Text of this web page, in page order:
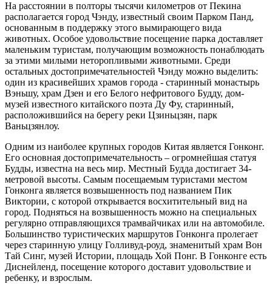
На расстоянии в полторы тысячи километров от Пекина
располагается город Чэнду, известный своим Парком Панд,
основанным в поддержку этого вымирающего вида
животных. Особое удовольствие посещение парка доставляет
маленьким туристам, получающим возможность понаблюдать
за этими милыми неторопливыми животными. Среди
остальных достопримечательностей Чэнду можно выделить:
один из красивейших храмов города - старинный монастырь
Вэньшу, храм Дзен и его Белого нефритового Будду, дом-
музей известного китайского поэта Ду Фу, старинный,
расположившийся на берегу реки Цзиньцзян, парк
Ваньцзянлоу.
Одним из наиболее крупных городов Китая является Гонконг.
Его основная достопримечательность – огромнейшая статуя
Будды, известна на весь мир. Местный Будда достигает 34-
метровой высоты. Самым посещаемым туристами местом
Гонконга является возвышенность под названием Пик
Виктории, с которой открывается восхитительный вид на
город. Подняться на возвышенность можно на специальных
регулярно отправляющихся трамвайчиках или на автомобиле.
Большинство туристических маршрутов Гонконга пролегает
через старинную улицу Голливуд-роуд, знаменитый храм Вон
Тай Синг, музей Истории, площадь Хой Понг. В Гонконге есть
Диснейленд, посещение которого доставит удовольствие и
ребенку, и взрослым.